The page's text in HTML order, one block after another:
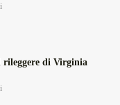
rileggere di Virginia